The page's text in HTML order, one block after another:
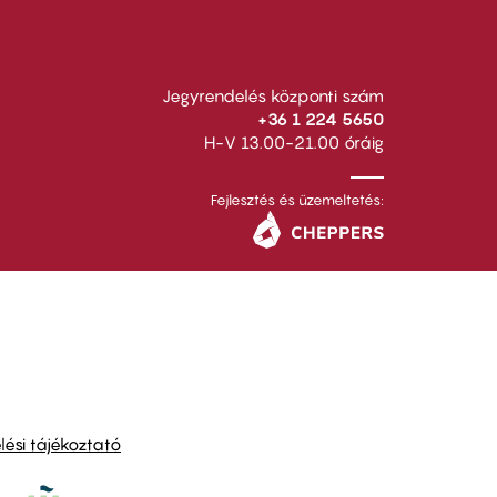
Jegyrendelés központi szám
+36 1 224 5650
H-V 13.00-21.00 óráig
Fejlesztés és üzemeltetés:
tájékoztató